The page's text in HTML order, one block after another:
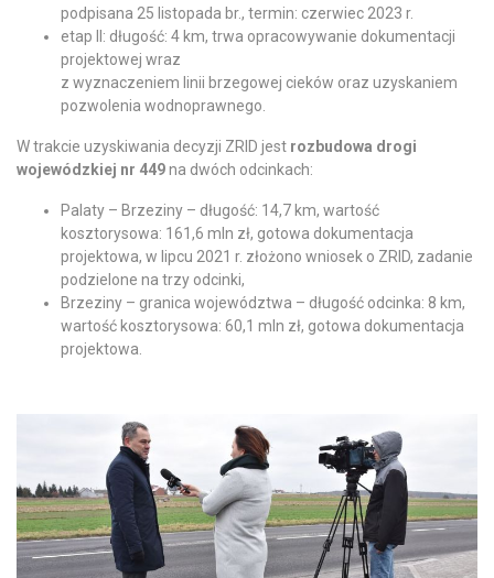
podpisana 25 listopada br., termin: czerwiec 2023 r.
etap II: długość: 4 km, trwa opracowywanie dokumentacji
projektowej wraz
z wyznaczeniem linii brzegowej cieków oraz uzyskaniem
pozwolenia wodnoprawnego.
W trakcie uzyskiwania decyzji ZRID jest rozbudowa drogi
wojewódzkiej nr 449na dwóch odcinkach:
Palaty – Brzeziny – długość: 14,7 km, wartość
kosztorysowa: 161,6 mln zł, gotowa dokumentacja
projektowa, w lipcu 2021 r. złożono wniosek o ZRID, zadanie
podzielone na trzy odcinki,
Brzeziny – granica województwa – długość odcinka: 8 km,
wartość kosztorysowa: 60,1 mln zł, gotowa dokumentacja
projektowa.